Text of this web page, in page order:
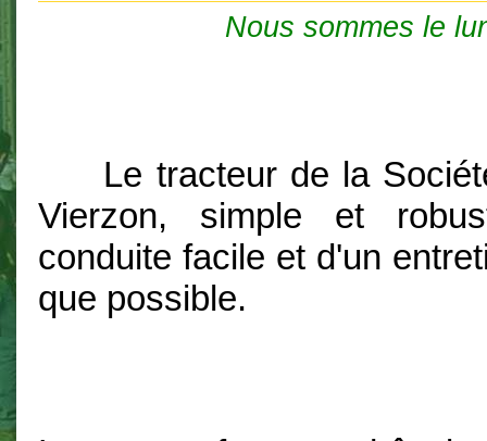
Nous sommes le
Le tracteur de la
Vierzon, simple et
conduite facile et d'un
que possible.